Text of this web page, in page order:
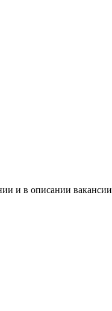
и в описании вакансии